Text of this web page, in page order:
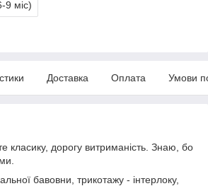
9 міс)
Доставка Оплата Умови
дорогу витриманість. Знаю, бо
бавовни, трикотажу - інтерлоку,